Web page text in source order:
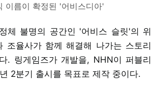
이름이 확정된 '어비스디아'
체 불명의 공간인 '어비스 슬릿'의 위
조율사가 함께 해결해 나가는 스토리
. 링게임즈가 개발을, NHN이 퍼블리
2분기 출시를 목표로 제작 중이다.